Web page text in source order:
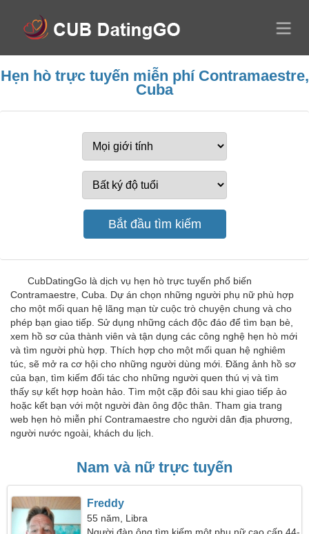
Hẹn hò trực tuyến miễn phí Contramaestre,
Cuba
CubDatingGo là dịch vụ hẹn hò trực tuyến phổ biến
Contramaestre, Cuba. Dự án chọn những người phụ nữ phù hợp
cho một mối quan hệ lãng mạn từ cuộc trò chuyện chung và cho
phép bạn giao tiếp. Sử dụng những cách độc đáo để tìm bạn bè,
xem hồ sơ của thành viên và tận dụng các công nghệ hẹn hò mới
và tìm người phù hợp. Thích hợp cho một mối quan hệ nghiêm
túc, sẽ mở ra cơ hội cho những người dùng mới. Đăng ảnh hồ sơ
của bạn, tìm kiếm đối tác cho những người quen thú vị và tìm
thấy sự kết hợp hoàn hảo. Tìm một cặp đôi sau khi giao tiếp ảo
hoặc kết bạn với một người đàn ông độc thân. Tham gia trang
web hẹn hò miễn phí Contramaestre cho người dân địa phương,
người nước ngoài, khách du lịch.
Nam và nữ trực tuyến
Freddy
55 năm, Libra